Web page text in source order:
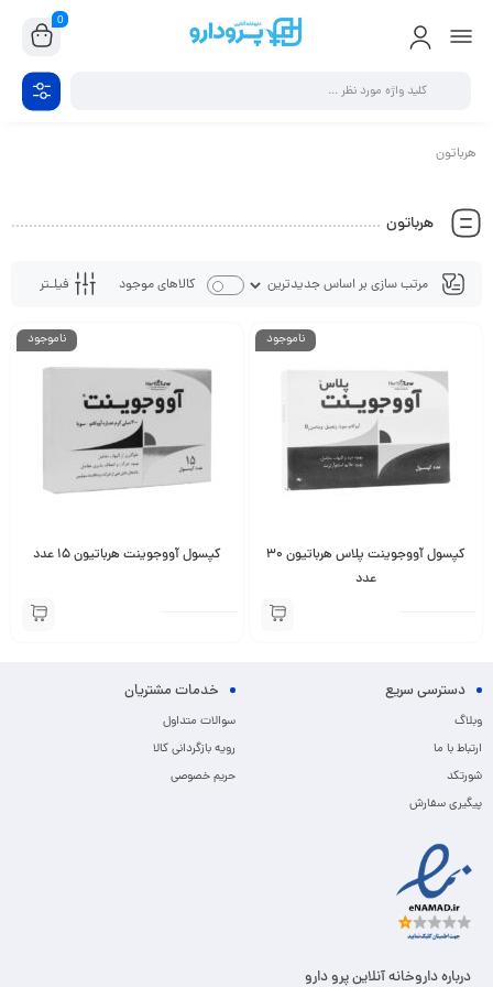
0
هرباتون
هرباتون
فیلـتر کالاهای موجود
ناموجود
کپسول آووجوینت پلاس هرباتیون 30
عدد
ناموجود
کپسول آووجوینت هرباتیون 15 عدد
دسترسی سریع
وبلاگ
ارتباط با ما
شورتکد
پیگیری سفارش
خدمات مشتریان
سوالات متداول
رویه بازگردانی کالا
حریم خصوصی
درباره داروخانه آنلاین پرو دارو